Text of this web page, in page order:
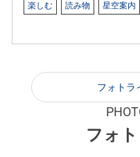
楽しむ 読み物 星空案内
フォトラ
フォ